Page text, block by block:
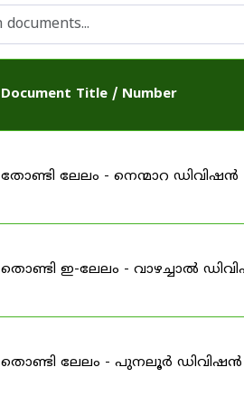
Document Title / Number
തോണ്ടി ലേലം - നെന്മാറ ഡിവിഷൻ
തൊണ്ടി ഇ-ലേലം - വാഴച്ചാൽ
തൊണ്ടി ലേലം - പുനലൂർ ഡിവിഷൻ